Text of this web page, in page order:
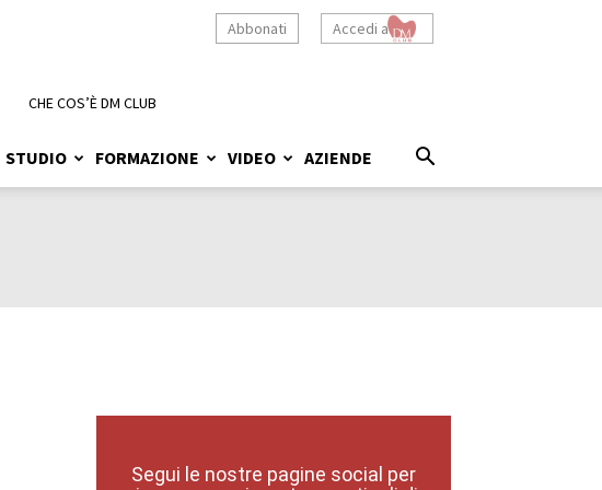
Accedi a
Abbonati
STUDIO FORMAZIONE VIDEO AZIENDE
CHE COS’È DM CLUB
Segui le nostre pagine social per